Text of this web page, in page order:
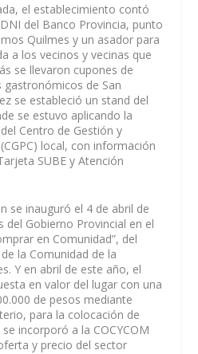
el establecimiento contó
del Banco Provincia, punto
Quilmes y un asador para
a los vecinos y vecinas que
se llevaron cupones de
de San
se estableció un stand del
se estuvo aplicando la
Centro de Gestión y
local, con información
SUBE y Atención
se inauguró el 4 de abril de
Gobierno Provincial en el
en Comunidad”, del
la Comunidad de la
Y en abril de este año, el
en valor del lugar con una
de pesos mediante
para la colocación de
incorporó a la COCYCOM
y precio del sector